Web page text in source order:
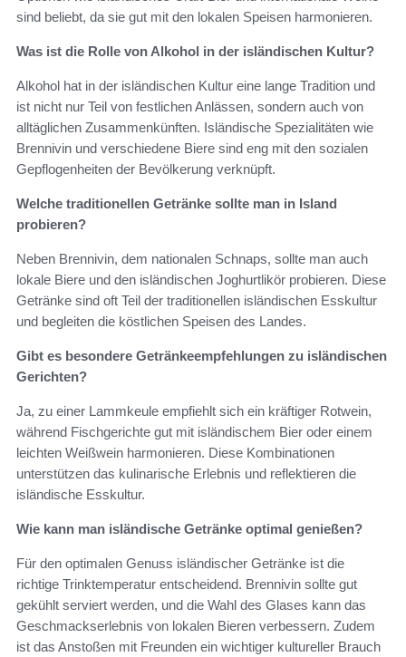
sind beliebt, da sie gut mit den lokalen Speisen harmonieren.
Was ist die Rolle von Alkohol in der isländischen Kultur?
Alkohol hat in der isländischen Kultur eine lange Tradition und
ist nicht nur Teil von festlichen Anlässen, sondern auch von
alltäglichen Zusammenkünften. Isländische Spezialitäten wie
Brennivin und verschiedene Biere sind eng mit den sozialen
Gepflogenheiten der Bevölkerung verknüpft.
Welche traditionellen Getränke sollte man in Island
probieren?
Neben Brennivin, dem nationalen Schnaps, sollte man auch
lokale Biere und den isländischen Joghurtlikör probieren. Diese
Getränke sind oft Teil der traditionellen isländischen Esskultur
und begleiten die köstlichen Speisen des Landes.
Gibt es besondere Getränkeempfehlungen zu isländischen
Gerichten?
Ja, zu einer Lammkeule empfiehlt sich ein kräftiger Rotwein,
während Fischgerichte gut mit isländischem Bier oder einem
leichten Weißwein harmonieren. Diese Kombinationen
unterstützen das kulinarische Erlebnis und reflektieren die
isländische Esskultur.
Wie kann man isländische Getränke optimal genießen?
Für den optimalen Genuss isländischer Getränke ist die
richtige Trinktemperatur entscheidend. Brennivin sollte gut
gekühlt serviert werden, und die Wahl des Glases kann das
Geschmackserlebnis von lokalen Bieren verbessern. Zudem
ist das Anstoßen mit Freunden ein wichtiger kultureller Brauch